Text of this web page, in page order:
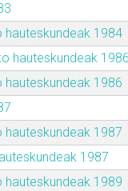
hauteskundeak 1984
hauteskundeak 1986
hauteskundeak 1986
hauteskundeak 1987
1987
hauteskundeak 1989